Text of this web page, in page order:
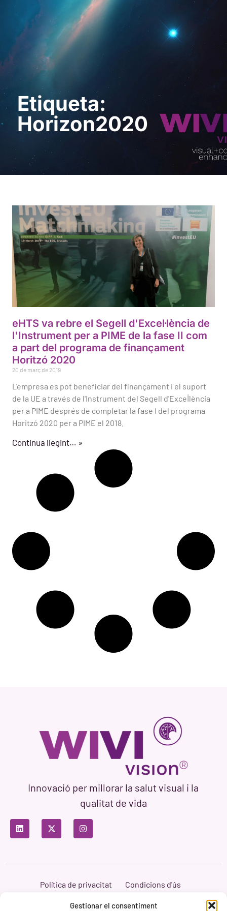
Gestionar el consentiment
demostració
Etiqueta:
Horizon2020
eHTS va rebre el Segell d'Excel·lència de
l'Instrument per a PIME de la fase II com
a part del programa de finançament
Horitzó 2020
20 de març de 2019
L'empresa es pot beneficiar del finançament i el suport
de la UE a través de l'Instrument del Segell d'Excel·lència
per a PIME després de completar la fase I del programa
Horitzó 2020 per a PIME el 2018.
Continua llegint… »
Innovació per millorar la salut visual i la
qualitat de vida
Política de privacitat
Condicions d'ús
Branding i Web ASH Proyectos Creativos